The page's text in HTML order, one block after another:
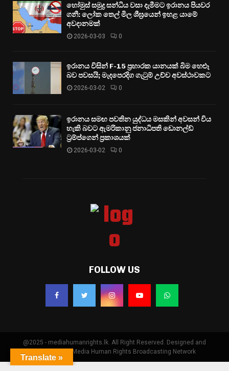
හෝමුස් සමුද්‍ර සන්ධිය වසා දැමීමට ඉරානය පියවර
ගනී: ලෝක තෙල් මිල ශීඝ්‍රයෙන් ඉහළ යාමේ
අවදානමක්
2026-03-03 0
ඉරානය විසින් F-15 ප්‍රහාරක යානයක් බිම හෙළූ
බව පවසයි; මැදපෙරදිග ගැටුම් උච්ච අවස්ථාවකට
2026-03-02 0
ඉරානය සමඟ පවතින යුද්ධය මසකින් අවසන් විය
හැකි බවට ඇමරිකානු ජනාධිපති ඩොනල්ඩ්
ට්‍රම්ප්ගෙන් ප්‍රකාශයක්
2026-03-02 0
FOLLOW US
@2025 - mediahumanrights.lk. All Right Reserved. Designed and
Developed by Media Human Rights Broadcasting Network
Translate »